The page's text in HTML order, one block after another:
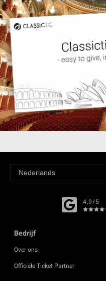
4,9/5
Bedrijf
Over ons
Officiële Ticket Partner